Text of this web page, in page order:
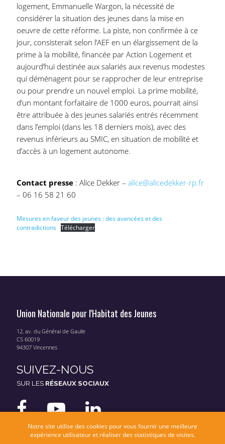
logement, Emmanuelle Wargon, la nécessité de
considérer la situation des jeunes dans la mise en
oeuvre de cette réforme. La piste, non confirmée à ce
jour, consisterait selon l’AEF en un élargissement de la
prime à la mobilité, financée par Action Logement et
aujourd’hui destinée aux salariés aux revenus modestes
qui déménagent pour se rapprocher de leur entreprise
ou pour prendre un nouvel emploi. La prime mobilité,
d’un montant forfaitaire de 1000 euros, pourrait ainsi
être attribuée à des jeunes salariés entrés récemment
dans l’emploi (dans les 18 derniers mois), avec des
revenus inférieurs au SMIC, en situation de mobilité et
d’accès à un logement autonome.
Contact presse: Alice Dekker – alice@alicedekker-rp.fr
– 06 16 58 21 60
Mesures en faveur des jeunes : des avancées et des
contradictions Télécharger
Union Nationale pour l'Habitat des Jeunes
12, av. du Général de Gaulle
CS 60019
94307 Vincennes
SUIVEZ-NOUS
SUR LES RÉSEAUX SOCIAUX
Notre site utilise des cookies pour vous fournir une meilleure
expérience utilisateur et réaliser des statistiques de visites.